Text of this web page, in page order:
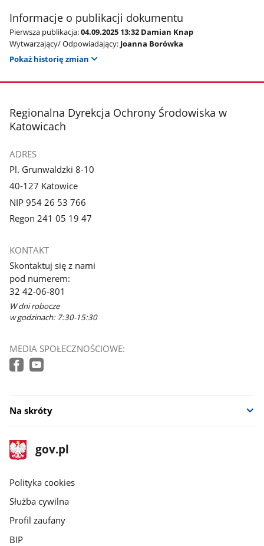
Informacje o publikacji dokumentu
Pierwsza publikacja:04.09.2025 13:32 Damian Knap
Wytwarzający/ Odpowiadający: Joanna Borówka
Pokaż historię zmian
stopka
Regionalna Dyrekcja Ochrony Środowiska w
Katowicach
ADRES
Pl. Grunwaldzki 8-10
40-127 Katowice
NIP 954 26 53 766
Regon 241 05 19 47
KONTAKT
Skontaktuj się z nami
pod numerem:
32 42-06-801
W dni robocze
w godzinach: 7:30-15:30
MEDIA SPOŁECZNOŚCIOWE:
Na skróty
stopka
gov.pl
Strona
gov.pl
gov.pl
Polityka cookies
Służba cywilna
Profil zaufany
BIP